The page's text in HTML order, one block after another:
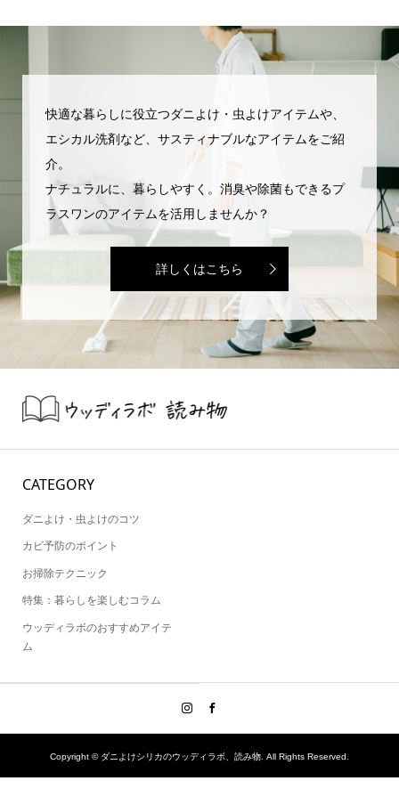
快適な暮らしに役立つダニよけ・虫よけアイテムや、
エシカル洗剤など、サスティナブルなアイテムをご紹
介。
ナチュラルに、暮らしやすく。消臭や除菌もできるプ
ラスワンのアイテムを活用しませんか？
詳しくはこちら
CATEGORY
ダニよけ・虫よけのコツ
カビ予防のポイント
お掃除テクニック
特集：暮らしを楽しむコラム
ウッディラボのおすすめアイテ
ム
Copyright ©ダニよけシリカのウッディラボ、読み物. All Rights Reserved.